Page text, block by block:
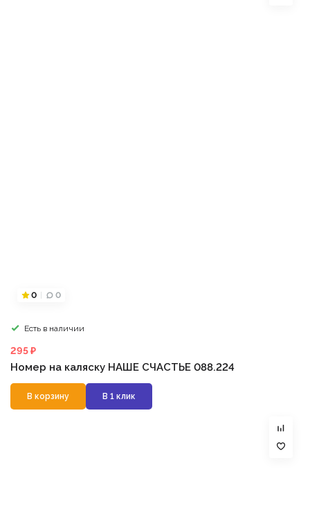
0 0
Есть в наличии
295 ₽
Номер на каляску НАШЕ СЧАСТЬЕ 088.224
В корзину В 1 клик